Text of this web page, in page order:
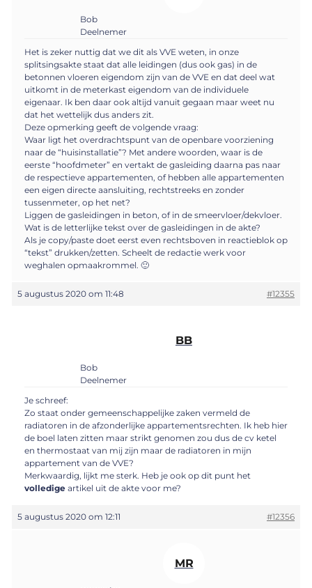
Bob
Deelnemer
Het is zeker nuttig dat we dit als VVE weten, in onze
splitsingsakte staat dat alle leidingen (dus ook gas) in de
betonnen vloeren eigendom zijn van de VVE en dat deel wat
uitkomt in de meterkast eigendom van de individuele
eigenaar. Ik ben daar ook altijd vanuit gegaan maar weet nu
dat het wettelijk dus anders zit.
Deze opmerking geeft de volgende vraag:
Waar ligt het overdrachtspunt van de openbare voorziening
naar de “huisinstallatie”? Met andere woorden, waar is de
eerste “hoofdmeter” en vertakt de gasleiding daarna pas naar
de respectieve appartementen, of hebben alle appartementen
een eigen directe aansluiting, rechtstreeks en zonder
tussenmeter, op het net?
Liggen de gasleidingen in beton, of in de smeervloer/dekvloer.
Wat is de letterlijke tekst over de gasleidingen in de akte?
Als je copy/paste doet eerst even rechtsboven in reactieblok op
“tekst” drukken/zetten. Scheelt de redactie werk voor
weghalen opmaakrommel. 🙂
5 augustus 2020 om 11:48 #12355
BB
Bob
Deelnemer
Je schreef:
Zo staat onder gemeenschappelijke zaken vermeld de
radiatoren in de afzonderlijke appartementsrechten. Ik heb hier
de boel laten zitten maar strikt genomen zou dus de cv ketel
en thermostaat van mij zijn maar de radiatoren in mijn
appartement van de VVE?
Merkwaardig, lijkt me sterk. Heb je ook op dit punt het
volledige artikel uit de akte voor me?
5 augustus 2020 om 12:11 #12356
MR